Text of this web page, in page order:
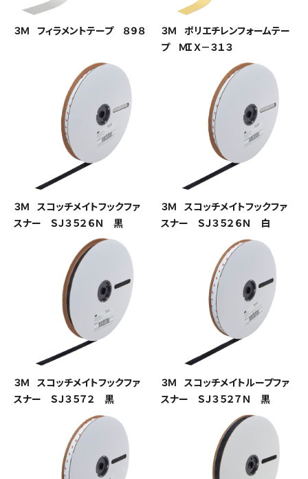
３Ｍ フィラメントテープ ８９８
３Ｍ ポリエチレンフォームテー
プ ＭＩＸ－３１３
３Ｍ スコッチメイトフックファ
スナー ＳＪ３５２６Ｎ 黒
３Ｍ スコッチメイトフックファ
スナー ＳＪ３５２６Ｎ 白
３Ｍ スコッチメイトフックファ
スナー ＳＪ３５７２ 黒
３Ｍ スコッチメイトループファ
スナー ＳＪ３５２７Ｎ 黒